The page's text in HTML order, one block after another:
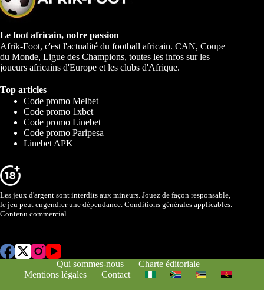
Le foot africain, notre passion
Afrik-Foot, c'est l'actualité du football africain. CAN, Coupe
du Monde, Ligue des Champions, toutes les infos sur les
joueurs africains d'Europe et les clubs d'Afrique.
Top articles
Code promo Melbet
Code promo 1xbet
Code promo Linebet
Code promo Paripesa
Linebet APK
Les jeux d'argent sont interdits aux mineurs. Jouez de façon responsable,
le jeu peut engendrer une dépendance. Conditions générales applicables.
Contenu commercial.
Qui sommes-nous
Charte éditoriale
Mentions légales
Contact